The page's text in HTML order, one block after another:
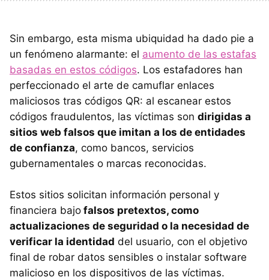
Sin embargo, esta misma ubiquidad ha dado pie a
un fenómeno alarmante: el aumento de las estafas
basadas en estos códigos. Los estafadores han
perfeccionado el arte de camuflar enlaces
maliciosos tras códigos QR: al escanear estos
códigos fraudulentos, las víctimas son dirigidas a
sitios web falsos que imitan a los de entidades
de confianza, como bancos, servicios
gubernamentales o marcas reconocidas.
Estos sitios solicitan información personal y
financiera bajo falsos pretextos, como
actualizaciones de seguridad o la necesidad de
verificar la identidad del usuario, con el objetivo
final de robar datos sensibles o instalar software
malicioso en los dispositivos de las víctimas.